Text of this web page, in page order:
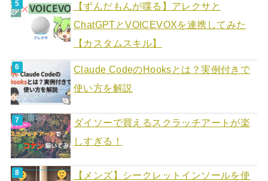
【ずんだもんが喋る】アレクサと
ChatGPTとVOICEVOXを連携してみた
【カスタムスキル】
Claude CodeのHooksとは？実例付きで
使い方を解説
ダイソーで買えるスクラッチアートが楽
しすぎる！
【メンズ】シークレットインソールを使